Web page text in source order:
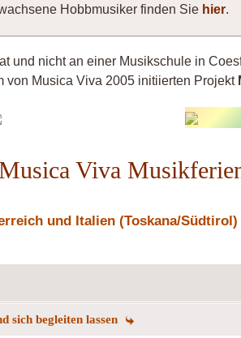
Hobbmusiker finden Sie hier.
und nicht an einer Musikschule in
von Musica Viva 2005 initiierten Projekt
Viva
und Italien (Toskana/Südtirol)
sich begleiten lassen